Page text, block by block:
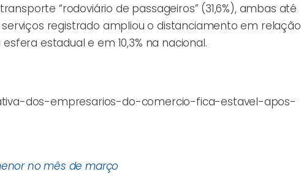
“rodoviário de passageiros” (31,6%), ambas até
registrado ampliou o distanciamento em relação
estadual e em 10,3% na nacional.
dos-empresarios-do-comercio-fica-estavel-apos-
no mês de março